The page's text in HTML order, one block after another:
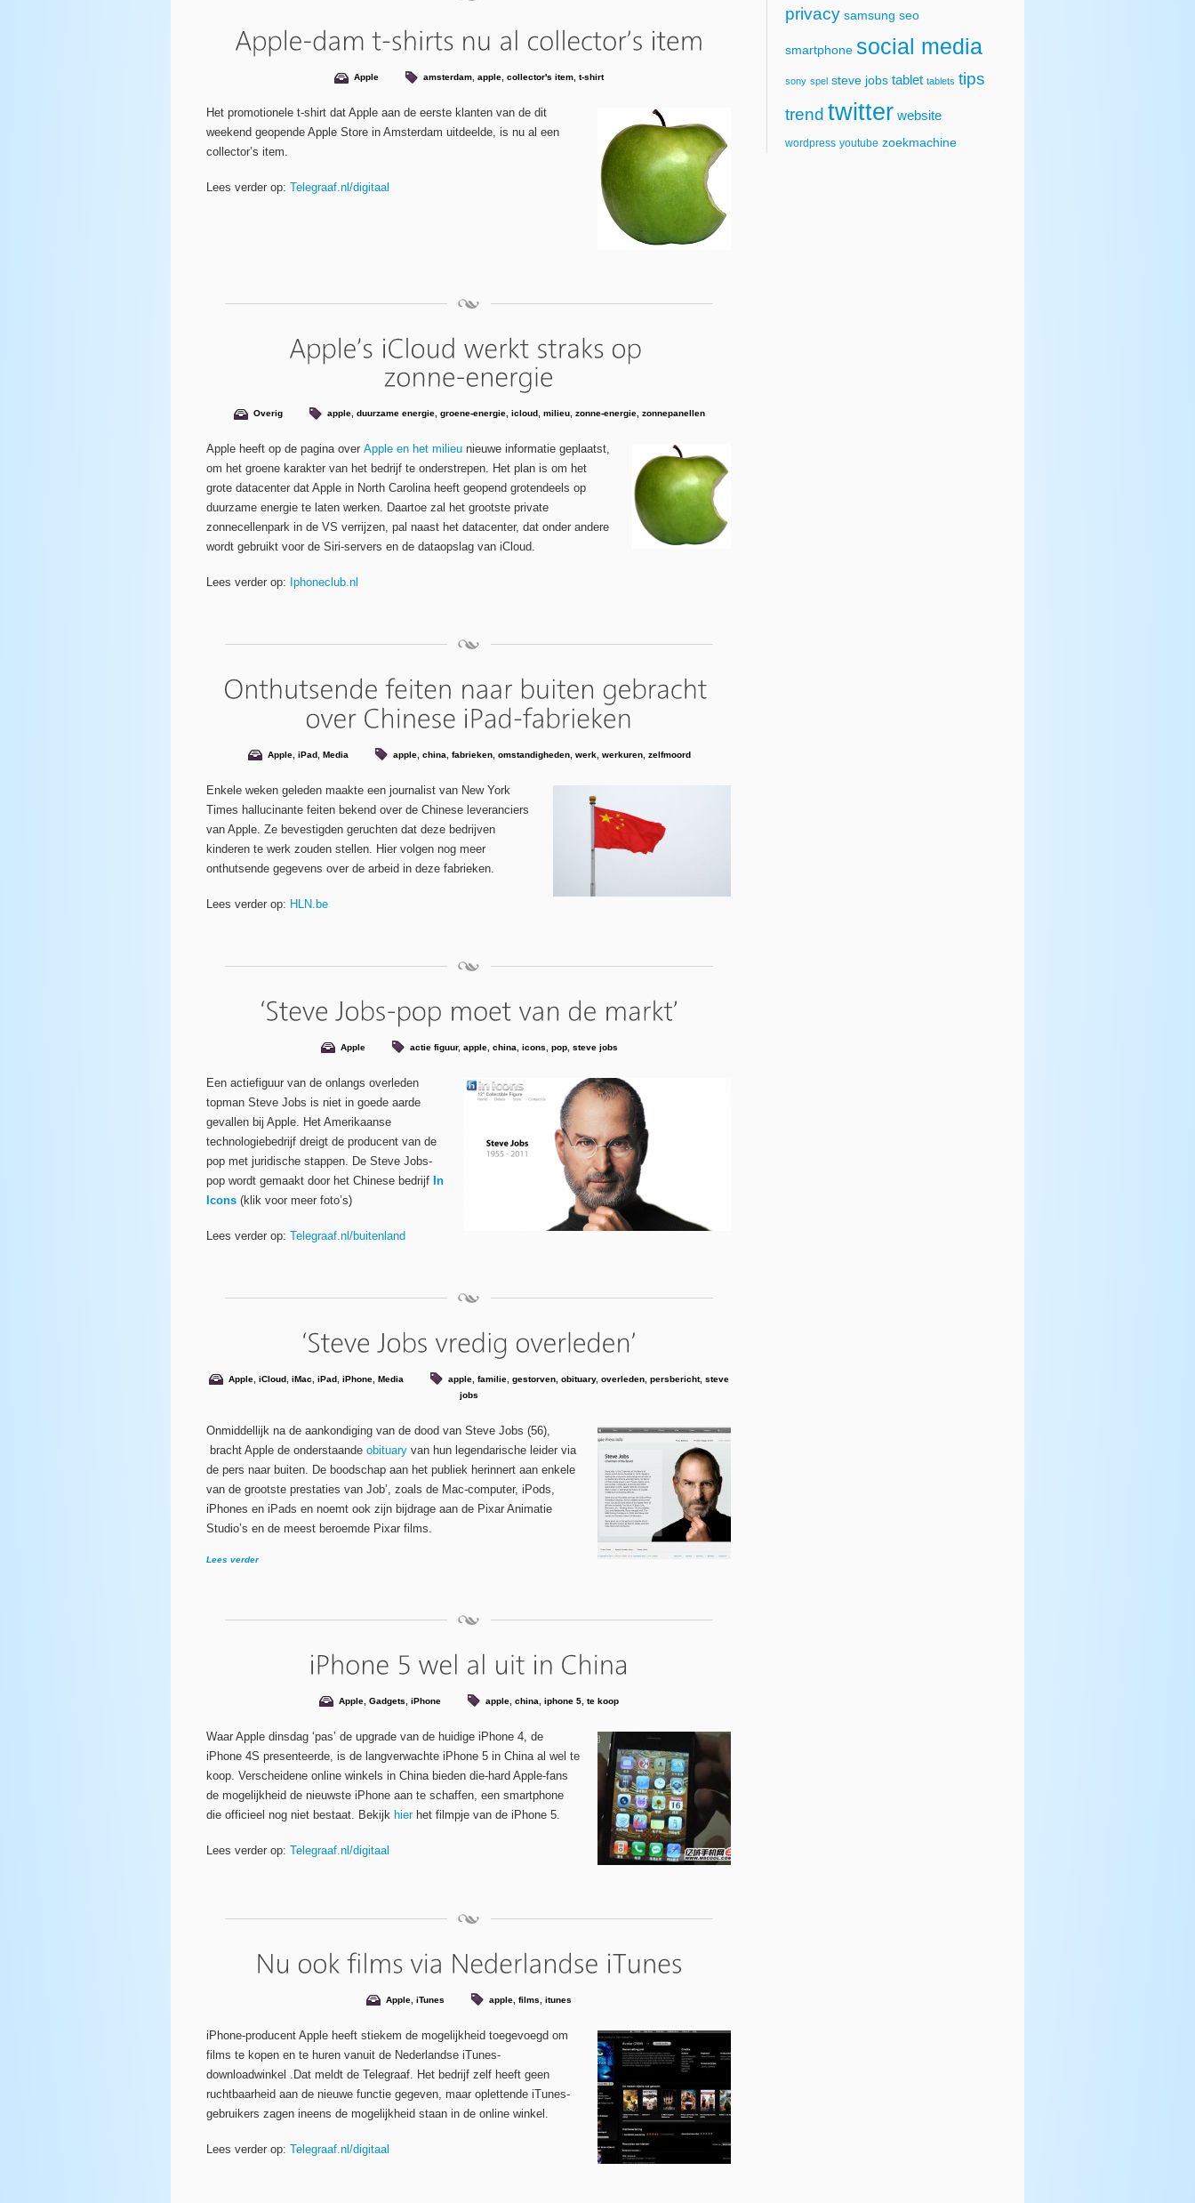
Apple amsterdam, apple, collector's item, t-shirt
Het promotionele t-shirt dat Apple aan de eerste klanten van de dit
weekend geopende Apple Store in Amsterdam uitdeelde, is nu al een
collector’s item.
Lees verder op: Telegraaf.nl/digitaal
Overig apple, duurzame energie, groene-energie, icloud, milieu, zonne-energie, zonnepanellen
Apple heeft op de pagina over Apple en het milieu nieuwe informatie geplaatst,
om het groene karakter van het bedrijf te onderstrepen. Het plan is om het
grote datacenter dat Apple in North Carolina heeft geopend grotendeels op
duurzame energie te laten werken. Daartoe zal het grootste private
zonnecellenpark in de VS verrijzen, pal naast het datacenter, dat onder andere
wordt gebruikt voor de Siri-servers en de dataopslag van iCloud.
Lees verder op: Iphoneclub.nl
Apple, iPad, Media apple, china fabrieken, omstandigheden, werk, werkuren, zelfmoord
Enkele weken geleden maakte een journalist van New York
Times hallucinante feiten bekend over de Chinese leveranciers
van Apple. Ze bevestigden geruchten dat deze bedrijven
kinderen te werk zouden stellen. Hier volgen nog meer
onthutsende gegevens over de arbeid in deze fabrieken.
Lees verder op: HLN.be
Apple actie figuur, apple, china icons pop, steve jobs
Een actiefiguur van de onlangs overleden
topman Steve Jobs is niet in goede aarde
gevallen bij Apple. Het Amerikaanse
technologiebedrijf dreigt de producent van de
pop met juridische stappen. De Steve Jobs-
pop wordt gemaakt door het Chinese bedrijf In
Icons (klik voor meer foto’s)
Lees verder op: Telegraaf.nl/buitenland
Apple iCloud iMac iPad iPhone Media apple familie gestorven obituary, overleden persbericht, steve
jobs
Onmiddellijk na de aankondiging van de dood van Steve Jobs (56),
bracht Apple de onderstaande obituary van hun legendarische leider via
de pers naar buiten. De boodschap aan het publiek herinnert aan enkele
van de grootste prestaties van Job’, zoals de Mac-computer, iPods,
iPhones en iPads en noemt ook zijn bijdrage aan de Pixar Animatie
Studio’s en de meest beroemde Pixar films.
Lees verder
Apple Gadgets iPhone apple china iphone 5 te koop
Waar Apple dinsdag ‘pas’ de upgrade van de huidige iPhone 4, de
iPhone 4S presenteerde, is de langverwachte iPhone 5 in China al wel te
koop. Verscheidene online winkels in China bieden die-hard Apple-fans
de mogelijkheid de nieuwste iPhone aan te schaffen, een smartphone
die officieel nog niet bestaat. Bekijk hierhet filmpje van de iPhone 5.
Lees verder op: Telegraaf.nl/digitaal
Apple iTunes apple films itunes
iPhone-producent Apple heeft stiekem de mogelijkheid toegevoegd om
films te kopen en te huren vanuit de Nederlandse iTunes-
downloadwinkel .Dat meldt de Telegraaf. Het bedrijf zelf heeft geen
ruchtbaarheid aan de nieuwe functie gegeven, maar oplettende iTunes-
gebruikers zagen ineens de mogelijkheid staan in de online winkel.
Lees verder op: Telegraaf.nl/digitaal
privacy samsung seo
smartphone social media
sony spel steve jobs tablet tablets tips
trend twitter website
wordpress youtube zoekmachine